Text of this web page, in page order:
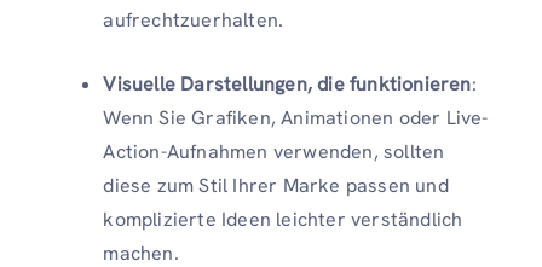
aufrechtzuerhalten.
Visuelle Darstellungen, die funktionieren:
Wenn Sie Grafiken, Animationen oder Live-
Action-Aufnahmen verwenden, sollten
diese zum Stil Ihrer Marke passen und
komplizierte Ideen leichter verständlich
machen.